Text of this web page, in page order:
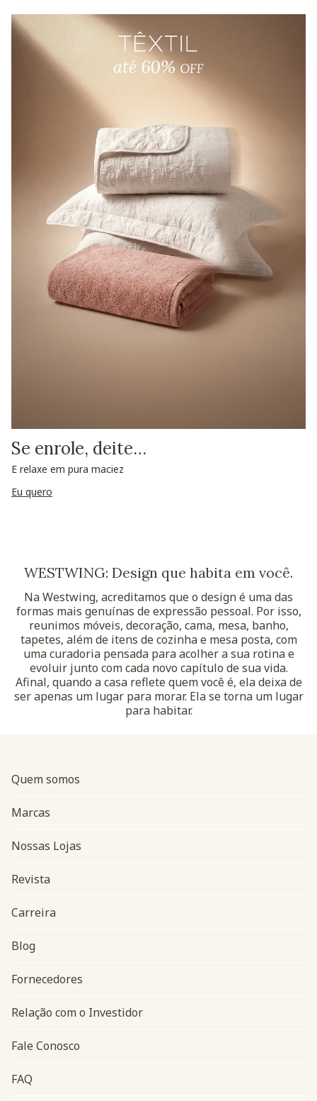
Se enrole, deite…
E relaxe em pura maciez
Eu quero
WESTWING: Design que habita em você.
Na Westwing, acreditamos que o design é uma das
formas mais genuínas de expressão pessoal. Por isso,
reunimos móveis, decoração, cama, mesa, banho,
tapetes, além de itens de cozinha e mesa posta, com
uma curadoria pensada para acolher a sua rotina e
evoluir junto com cada novo capítulo de sua vida.
Afinal, quando a casa reflete quem você é, ela deixa de
ser apenas um lugar para morar. Ela se torna um lugar
para habitar.
Navegação do rodapé
Quem somos
Marcas
Nossas Lojas
Revista
Carreira
Blog
Fornecedores
Relação com o Investidor
Fale Conosco
FAQ